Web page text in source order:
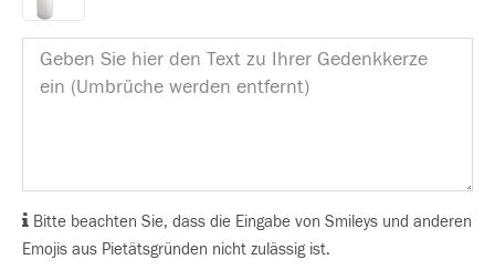
Bitte beachten Sie, dass die Eingabe von Smileys und anderen
Emojis aus Pietätsgründen nicht zulässig ist.